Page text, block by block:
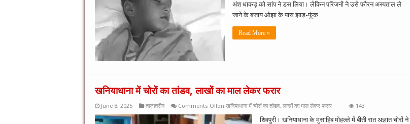
अंश धाकड़ को सांप ने डस लिया। लेकिन परिजनों ने उसे फौरन अस्पताल ले
जाने के बजाय ओझा के पास झाड़-फूंक …
Read More »
खनियाधाना में चोरों का तांडव, लाखों का माल लेकर फरार
June 8, 2025 ताज़ातरीन Comments Offon खनियाधाना में चोरों का तांडव, लाखों का माल लेकर फरार 143
शिवपुरी। खनियाधाना के मुसाहिब मोहल्ले में बीती रात अज्ञात चोरों ने